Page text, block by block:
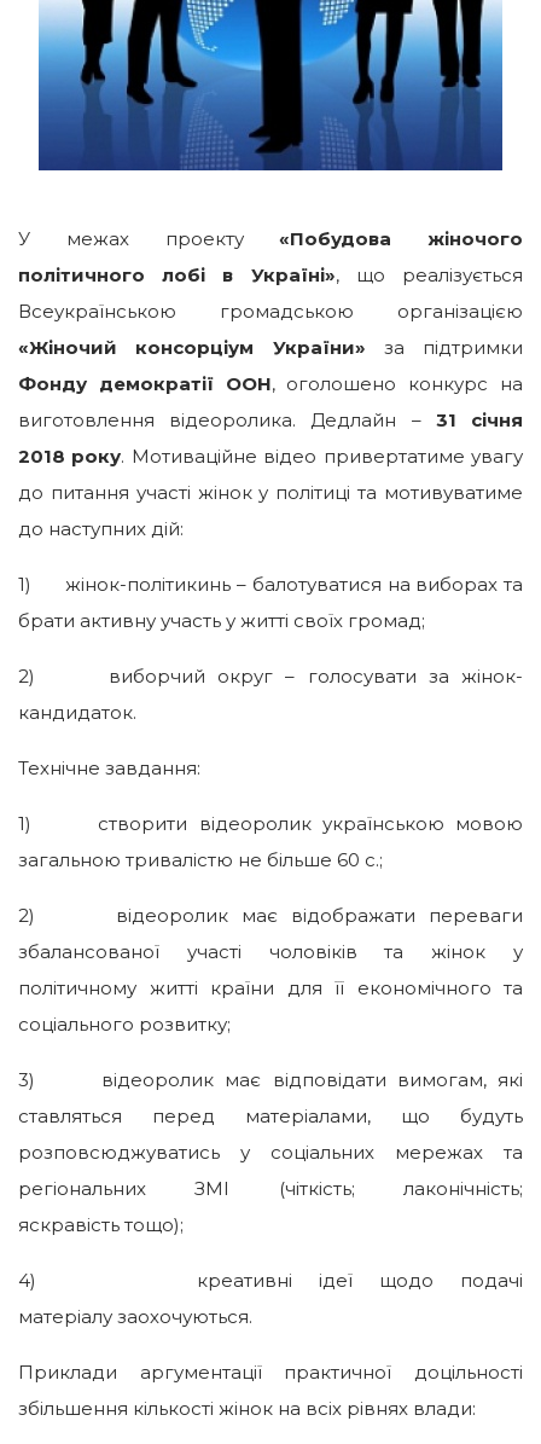
У межах проекту«Побудова жіночого
політичного лобі в Україні», що реалізується
Всеукраїнською громадською організацією
«Жіночий консорціум України» за підтримки
Фонду демократії ООН, оголошено конкурс на
виготовлення відеоролика. Дедлайн – 31 січня
2018 року. Мотиваційне відео привертатиме увагу
до питання участі жінок у політиці та мотивуватиме
до наступних дій:
1) жінок-політикинь – балотуватися на виборах та
брати активну участь у житті своїх громад;
2) виборчий округ – голосувати за жінок-
кандидаток.
Технічне завдання:
1) створити відеоролик українською мовою
загальною тривалістю не більше 60 с.;
2) відеоролик має відображати переваги
збалансованої участі чоловіків та жінок у
політичному житті країни для її економічного та
соціального розвитку;
3) відеоролик має відповідати вимогам, які
ставляться перед матеріалами, що будуть
розповсюджуватись у соціальних мережах та
регіональних ЗМІ (чіткість; лаконічність;
яскравість тощо);
4) креативні ідеї щодо подачі
матеріалу заохочуються.
Приклади аргументації практичної доцільності
збільшення кількості жінок на всіх рівнях влади: